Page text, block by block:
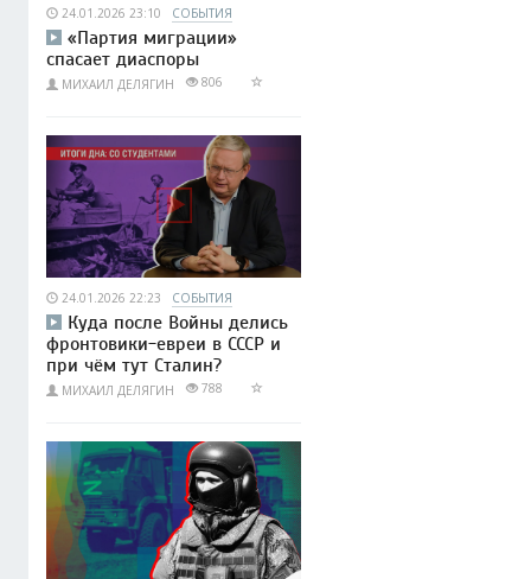
24.01.2026 23:10 СОБЫТИЯ
«Партия миграции»
спасает диаспоры
МИХАИЛ ДЕЛЯГИН 806
24.01.2026 22:23 СОБЫТИЯ
Куда после Войны делись
фронтовики-евреи в СССР и
при чём тут Сталин?
МИХАИЛ ДЕЛЯГИН 788